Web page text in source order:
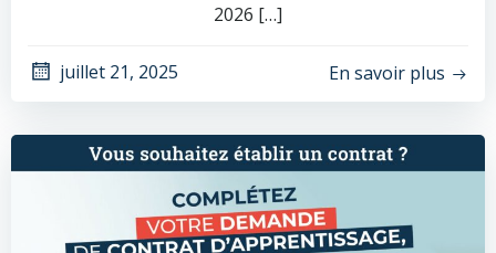
2026 […]
juillet 21, 2025 En savoir plus